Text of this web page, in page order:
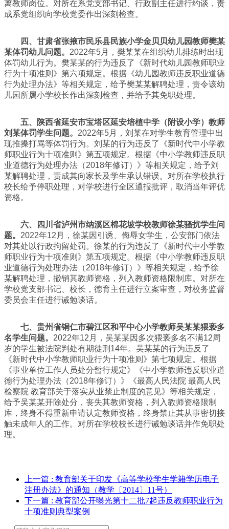
离教师岗位。对所在系党支部书记、行政副主任进行约谈，责
成系党组织向学校党委作出深刻检查。
四、甘肃省张掖市民乐县民族小学金贝贝幼儿园教师樊某
某体罚幼儿问题。 2022年5月，樊某某在组织幼儿排练时出现
体罚幼儿行为。樊某某的行为违反了《新时代幼儿园教师职业
行为十项准则》第六项规定。根据《幼儿园教师违反职业道德
行为处理办法》等相关规定，给予樊某某解聘处理，责令该幼
儿园所属小学校长作出深刻检查，并给予其免职处理。
五、陕西省延安市宝塔区延安培植中学（附设小学）教师
刘某体罚学生问题。 2022年5月，刘某在对学生教育管理中出
现推搡打骂等体罚行为。刘某的行为违反了《新时代中小学教
师职业行为十项准则》第五项规定。根据《中小学教师违反职
业道德行为处理办法（2018年修订）》等相关规定，给予刘
某解聘处理，责成其向家长及学生承认错误。对所在学校执行
校长给予停职处理，对学校进行全区通报批评，取消当年评优
资格。
六、四川省泸州市纳溪区棉花坡学校教师徐某骚扰学生问
题。 2022年12月，徐某因引诱、侮辱女学生，公安部门依法
对其处以行政拘留处罚。徐某的行为违反了《新时代中小学教
师职业行为十项准则》第五项规定。根据《中小学教师违反职
业道德行为处理办法（2018年修订）》等相关规定，给予徐
某解聘处理，撤销其教师资格，列入教师资格限制库。对所在
学校党支部书记、校长，德育主任进行立案审查，对校务监督
委员会主任进行诫勉谈话。
七、贵州省铜仁市碧江区和平中心小学教师吴某某猥亵多
名学生问题。 2022年12月，吴某某因多次猥亵多名不满12周
岁的学生被法院判处有期徒刑14年。吴某某的行为违反了
《新时代中小学教师职业行为十项准则》第七项规定。根据
《事业单位工作人员处分暂行规定》《中小学教师违反职业道
德行为处理办法（2018年修订）》《最高人民法院 最高人民
检察院 教育部关于落实从业禁止制度的意见》等相关规定，
给予吴某某开除处分，丧失其教师资格，列入教师资格限制
库，终身不得重新申请认定教师资格，终身禁止其从事密切接
触未成年人的工作。对所在学校校长进行诫勉谈话并作免职处
理。
上一篇 : 教育部关于印发《高等学校学生学籍学历电子
注册办法》的通知（教学〔2014〕11号）
下一篇 : 教育部公开曝光第十二批7起违反教师职业行为
十项准则典型案例